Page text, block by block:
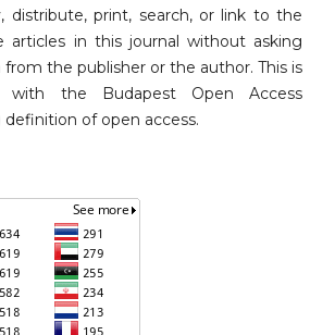
distribute, print, search, or link to the
in this journal without asking
from the publisher or the author. This is
with the Budapest Open Access
definition of open access.